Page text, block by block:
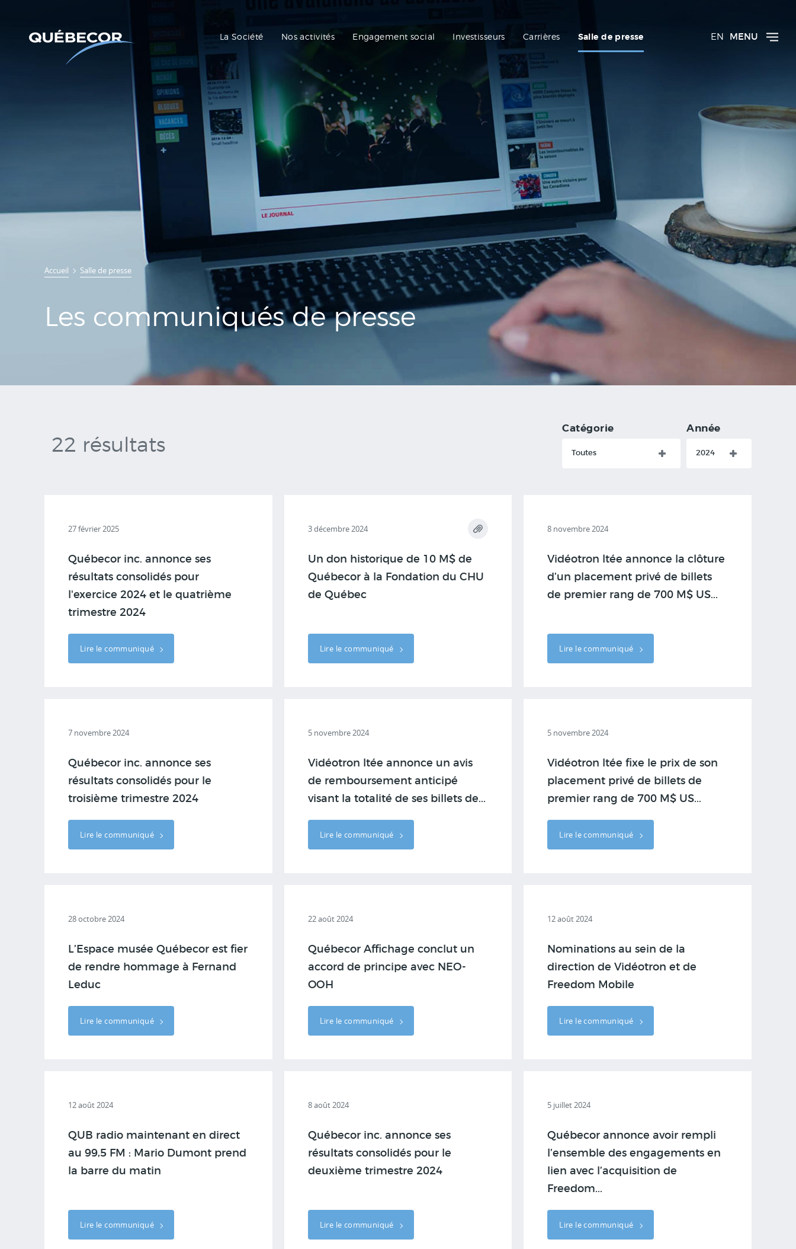
La Société Nos activités Engagement social Investisseurs Carrières Salle de presse EN MENU
Accueil Salle de presse
Communiqués
de presse
Les communiqués de presse
22 résultats
Catégorie
Toutes
Année
2024
27 février 2025
Québecor inc. annonce ses
résultats consolidés pour
l'exercice 2024 et le quatrième
trimestre 2024
Lire le communiqué
3 décembre 2024
Un don historique de 10 M$ de
Québecor à la Fondation du CHU
de Québec
Lire le communiqué
8 novembre 2024
Vidéotron ltée annonce la clôture
d’un placement privé de billets
de premier rang de 700 M$ US...
Lire le communiqué
7 novembre 2024
Québecor inc. annonce ses
résultats consolidés pour le
troisième trimestre 2024
Lire le communiqué
5 novembre 2024
Vidéotron ltée annonce un avis
de remboursement anticipé
visant la totalité de ses billets de...
Lire le communiqué
5 novembre 2024
Vidéotron ltée fixe le prix de son
placement privé de billets de
premier rang de 700 M$ US...
Lire le communiqué
28 octobre 2024
L’Espace musée Québecor est fier
de rendre hommage à Fernand
Leduc
Lire le communiqué
22 août 2024
Québecor Affichage conclut un
accord de principe avec NEO-
OOH
Lire le communiqué
12 août 2024
Nominations au sein de la
direction de Vidéotron et de
Freedom Mobile
Lire le communiqué
12 août 2024
QUB radio maintenant en direct
au 99,5 FM : Mario Dumont prend
la barre du matin
Lire le communiqué
8 août 2024
Québecor inc. annonce ses
résultats consolidés pour le
deuxième trimestre 2024
Lire le communiqué
5 juillet 2024
Québecor annonce avoir rempli
l’ensemble des engagements en
lien avec l’acquisition de
Freedom...
Lire le communiqué